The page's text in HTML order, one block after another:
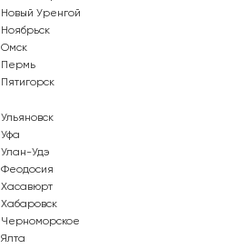
Новый Уренгой
Ноябрьск
Омск
Пермь
Пятигорск
Ульяновск
Уфа
Улан-Удэ
Феодосия
Хасавюрт
Хабаровск
Черноморское
Ялта
Бережковский проезд, 212